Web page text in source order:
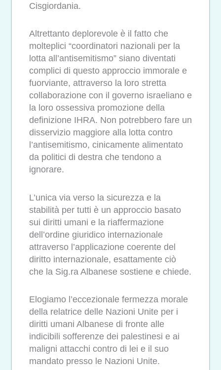
Cisgiordania.
Altrettanto deplorevole è il fatto che
molteplici “coordinatori nazionali per la
lotta all’antisemitismo” siano diventati
complici di questo approccio immorale e
fuorviante, attraverso la loro stretta
collaborazione con il governo israeliano e
la loro ossessiva promozione della
definizione IHRA. Non potrebbero fare un
disservizio maggiore alla lotta contro
l’antisemitismo, cinicamente alimentato
da politici di destra che tendono a
ignorare.
L’unica via verso la sicurezza e la
stabilità per tutti è un approccio basato
sui diritti umani e la riaffermazione
dell’ordine giuridico internazionale
attraverso l’applicazione coerente del
diritto internazionale, esattamente ciò
che la Sig.ra Albanese sostiene e chiede.
Elogiamo l’eccezionale fermezza morale
della relatrice delle Nazioni Unite per i
diritti umani Albanese di fronte alle
indicibili sofferenze dei palestinesi e ai
maligni attacchi contro di lei e il suo
mandato presso le Nazioni Unite.